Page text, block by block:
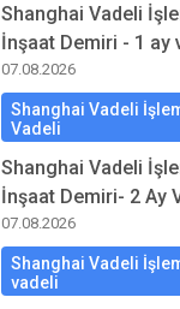
Shanghai Vadeli
İnşaat Demiri - 1 ay
07.08.2026
Shanghai Vadeli
Vadeli
Shanghai Vadeli
İnşaat Demiri- 2 Ay
07.08.2026
Shanghai Vadeli
vadeli